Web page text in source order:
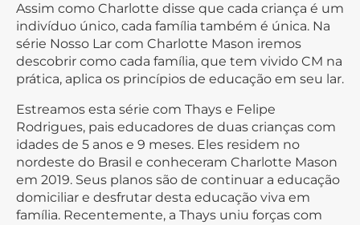
Assim como Charlotte disse que cada criança é um
indivíduo único, cada família também é única. Na
série Nosso Lar com Charlotte Mason iremos
descobrir como cada família, que tem vivido CM na
prática, aplica os princípios de educação em seu lar.
Estreamos esta série com Thays e Felipe
Rodrigues, pais educadores de duas crianças com
idades de 5 anos e 9 meses. Eles residem no
nordeste do Brasil e conheceram Charlotte Mason
em 2019. Seus planos são de continuar a educação
domiciliar e desfrutar desta educação viva em
família. Recentemente, a Thays uniu forças com